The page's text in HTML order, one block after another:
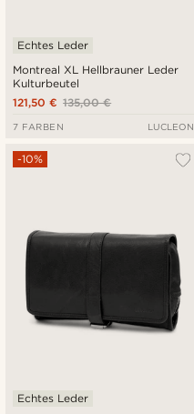
Montreal XL Hellbrauner Leder
Kulturbeutel
Echtes Leder
135,00 €
121,50 €
7 FARBEN LUCLEON
-10%
Echtes Leder